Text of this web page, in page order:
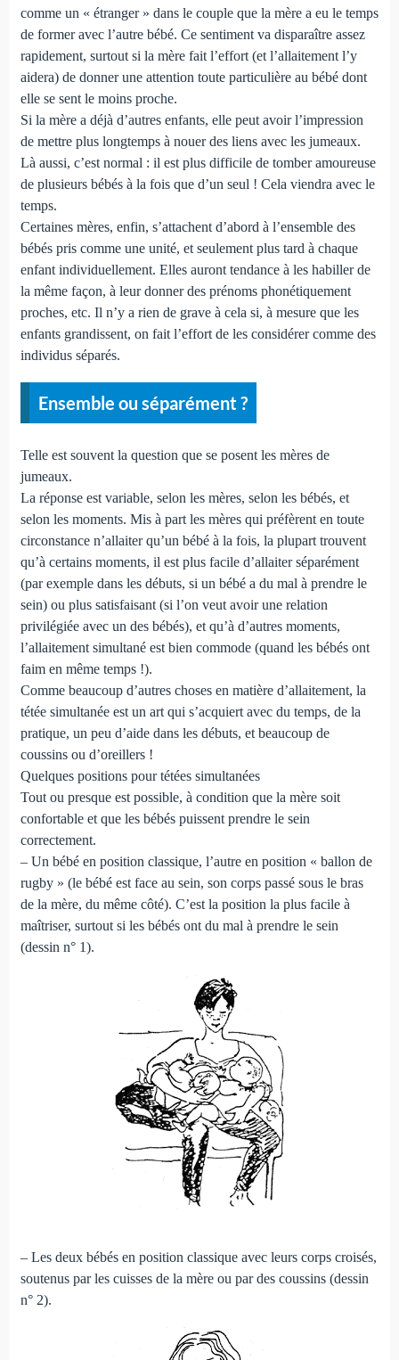
comme un « étranger » dans le couple que la mère a eu le temps
de former avec l’autre bébé. Ce sentiment va disparaître assez
rapidement, surtout si la mère fait l’effort (et l’allaitement l’y
aidera) de donner une attention toute particulière au bébé dont
elle se sent le moins proche.
Si la mère a déjà d’autres enfants, elle peut avoir l’impression
de mettre plus longtemps à nouer des liens avec les jumeaux.
Là aussi, c’est normal : il est plus difficile de tomber amoureuse
de plusieurs bébés à la fois que d’un seul ! Cela viendra avec le
temps.
Certaines mères, enfin, s’attachent d’abord à l’ensemble des
bébés pris comme une unité, et seulement plus tard à chaque
enfant individuellement. Elles auront tendance à les habiller de
la même façon, à leur donner des prénoms phonétiquement
proches, etc. Il n’y a rien de grave à cela si, à mesure que les
enfants grandissent, on fait l’effort de les considérer comme des
individus séparés.
Ensemble ou séparément ?
Telle est souvent la question que se posent les mères de
jumeaux.
La réponse est variable, selon les mères, selon les bébés, et
selon les moments. Mis à part les mères qui préfèrent en toute
circonstance n’allaiter qu’un bébé à la fois, la plupart trouvent
qu’à certains moments, il est plus facile d’allaiter séparément
(par exemple dans les débuts, si un bébé a du mal à prendre le
sein) ou plus satisfaisant (si l’on veut avoir une relation
privilégiée avec un des bébés), et qu’à d’autres moments,
l’allaitement simultané est bien commode (quand les bébés ont
faim en même temps !).
Comme beaucoup d’autres choses en matière d’allaitement, la
tétée simultanée est un art qui s’acquiert avec du temps, de la
pratique, un peu d’aide dans les débuts, et beaucoup de
coussins ou d’oreillers !
Quelques positions pour tétées simultanées
Tout ou presque est possible, à condition que la mère soit
confortable et que les bébés puissent prendre le sein
correctement.
– Un bébé en position classique, l’autre en position « ballon de
rugby » (le bébé est face au sein, son corps passé sous le bras
de la mère, du même côté). C’est la position la plus facile à
maîtriser, surtout si les bébés ont du mal à prendre le sein
(dessin n° 1).
– Les deux bébés en position classique avec leurs corps croisés,
soutenus par les cuisses de la mère ou par des coussins (dessin
n° 2).